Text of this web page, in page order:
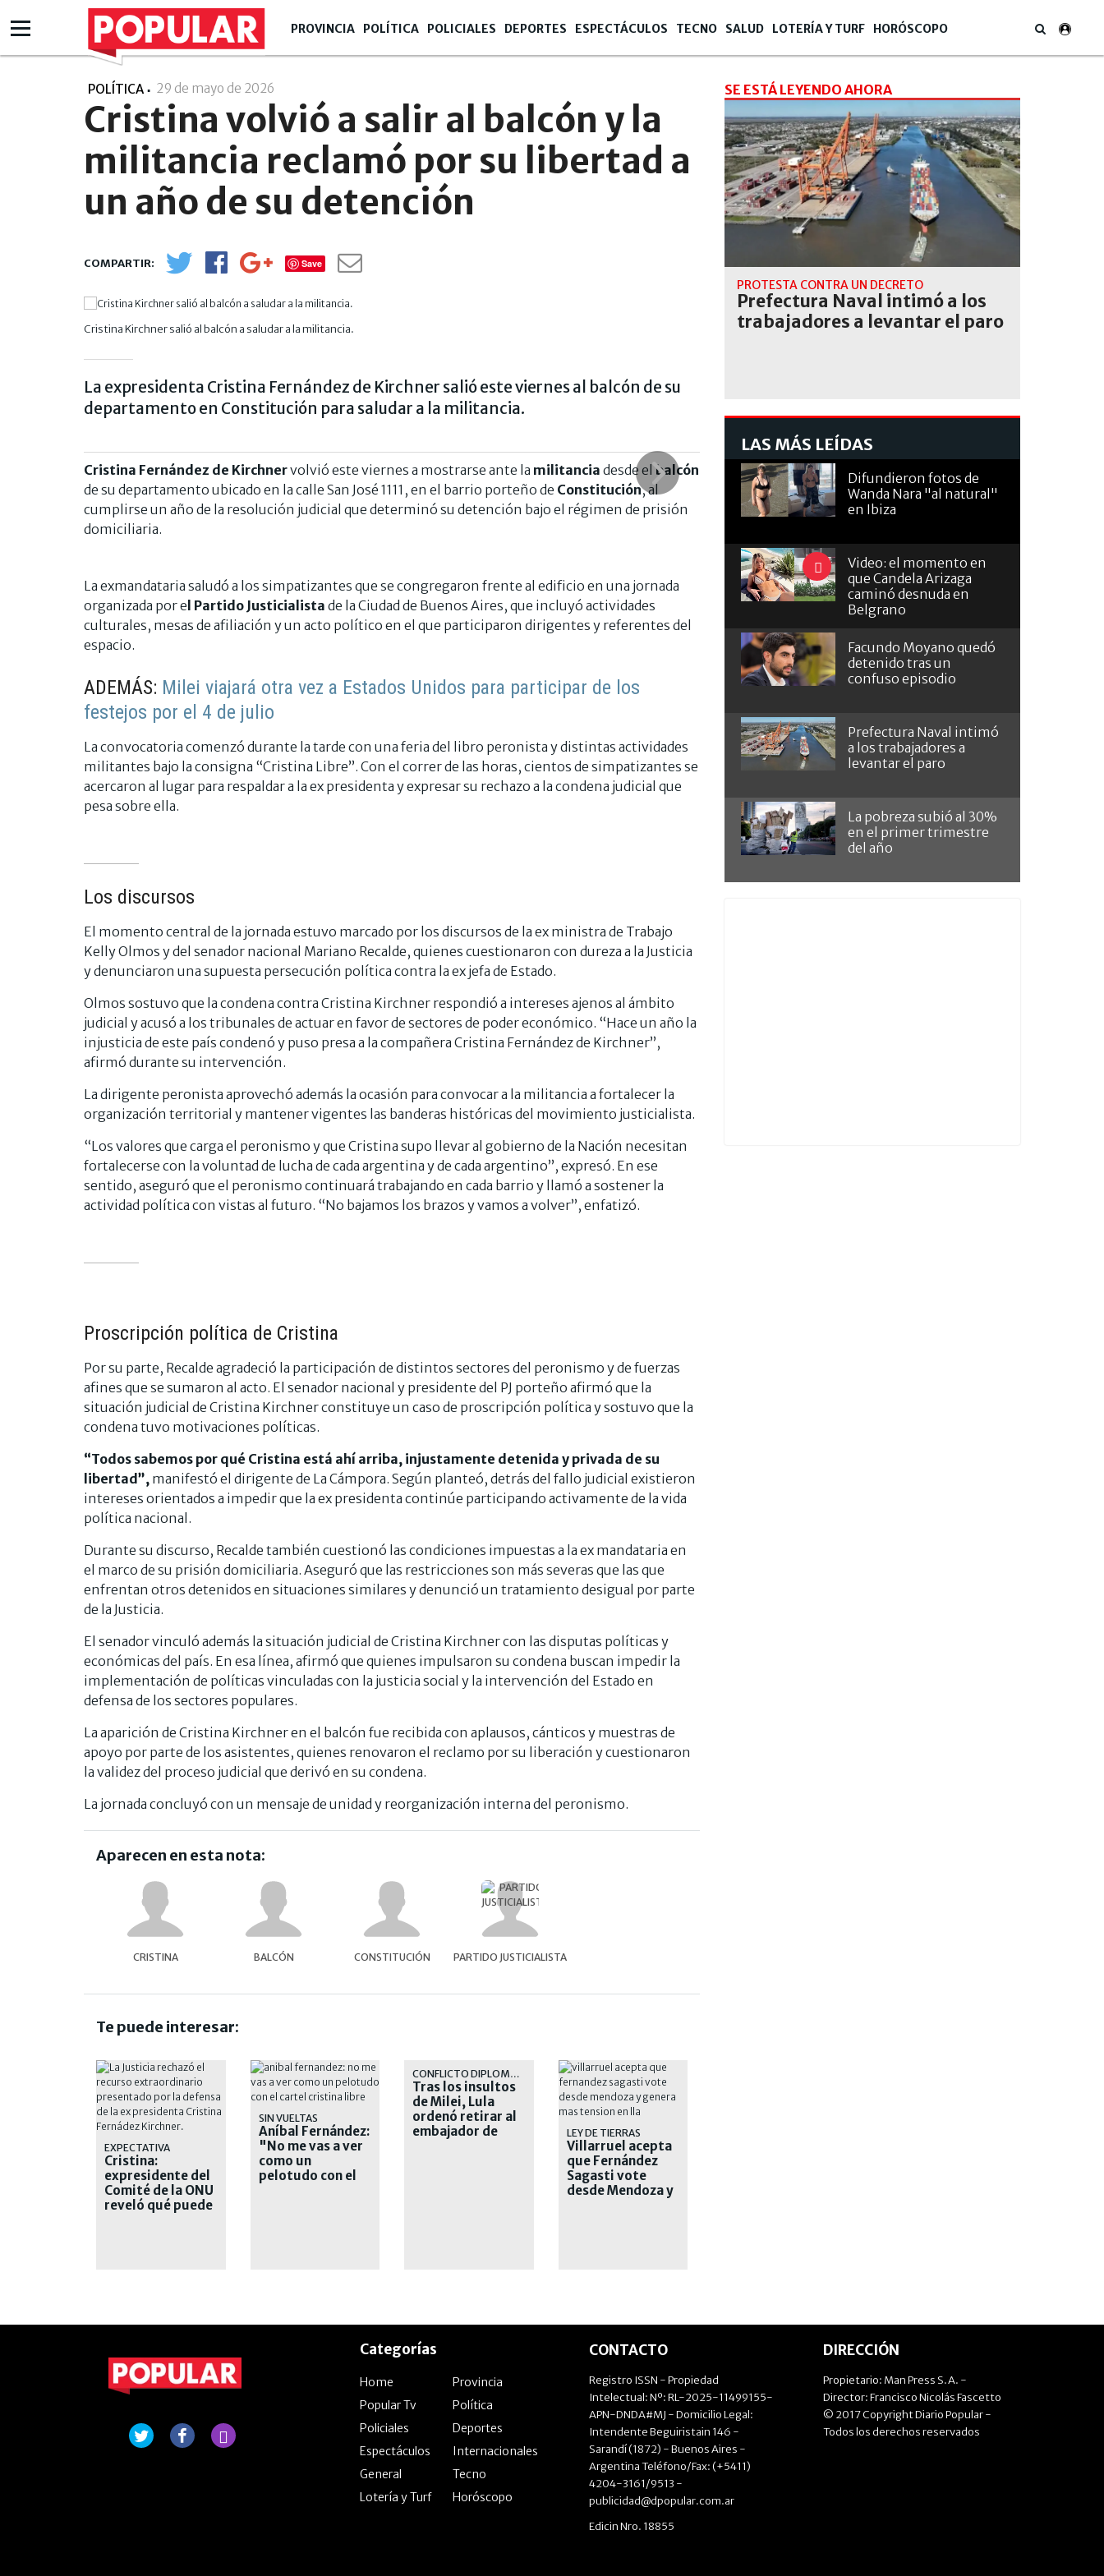
PROVINCIA POLÍTICA POLICIALES DEPORTES ESPECTÁCULOS TECNO SALUD LOTERÍA Y TURF HORÓSCOPO
POLÍTICA 29 de mayo de 2026
Cristina volvió a salir al balcón y la
militancia reclamó por su libertad a
un año de su detención
Save
Cristina Kirchner salió al balcón a saludar a la militancia.
La expresidenta Cristina Fernández de Kirchner salió este viernes al balcón de su
departamento en Constitución para saludar a la militancia.
Cristina Fernández de Kirchnervolvió este viernes a mostrarse ante la militancia desde el balcón
de su departamento ubicado en la calle San José 1111, en el barrio porteño de Constitución, al
cumplirse un año de la resolución judicial que determinó su detención bajo el régimen de prisión
domiciliaria.
La exmandataria saludó a los simpatizantes que se congregaron frente al edificio en una jornada
organizada por el Partido Justicialista de la Ciudad de Buenos Aires, que incluyó actividades
culturales, mesas de afiliación y un acto político en el que participaron dirigentes y referentes del
espacio.
ADEMÁS: Milei viajará otra vez a Estados Unidos para participar de los
festejos por el 4 de julio
La convocatoria comenzó durante la tarde con una feria del libro peronista y distintas actividades
militantes bajo la consigna “Cristina Libre”. Con el correr de las horas, cientos de simpatizantes se
acercaron al lugar para respaldar a la ex presidenta y expresar su rechazo a la condena judicial que
pesa sobre ella.
Los discursos
El momento central de la jornada estuvo marcado por los discursos de la ex ministra de Trabajo
Kelly Olmos y del senador nacional Mariano Recalde, quienes cuestionaron con dureza a la Justicia
y denunciaron una supuesta persecución política contra la ex jefa de Estado.
Olmos sostuvo que la condena contra Cristina Kirchner respondió a intereses ajenos al ámbito
judicial y acusó a los tribunales de actuar en favor de sectores de poder económico. “Hace un año la
injusticia de este país condenó y puso presa a la compañera Cristina Fernández de Kirchner”,
afirmó durante su intervención.
La dirigente peronista aprovechó además la ocasión para convocar a la militancia a fortalecer la
organización territorial y mantener vigentes las banderas históricas del movimiento justicialista.
“Los valores que carga el peronismo y que Cristina supo llevar al gobierno de la Nación necesitan
fortalecerse con la voluntad de lucha de cada argentina y de cada argentino”, expresó. En ese
sentido, aseguró que el peronismo continuará trabajando en cada barrio y llamó a sostener la
actividad política con vistas al futuro. “No bajamos los brazos y vamos a volver”, enfatizó.
Proscripción política de Cristina
Por su parte, Recalde agradeció la participación de distintos sectores del peronismo y de fuerzas
afines que se sumaron al acto. El senador nacional y presidente del PJ porteño afirmó que la
situación judicial de Cristina Kirchner constituye un caso de proscripción política y sostuvo que la
condena tuvo motivaciones políticas.
“Todos sabemos por qué Cristina está ahí arriba, injustamente detenida y privada de su
libertad”, manifestó el dirigente de La Cámpora. Según planteó, detrás del fallo judicial existieron
intereses orientados a impedir que la ex presidenta continúe participando activamente de la vida
política nacional.
Durante su discurso, Recalde también cuestionó las condiciones impuestas a la ex mandataria en
el marco de su prisión domiciliaria. Aseguró que las restricciones son más severas que las que
enfrentan otros detenidos en situaciones similares y denunció un tratamiento desigual por parte
de la Justicia.
El senador vinculó además la situación judicial de Cristina Kirchner con las disputas políticas y
económicas del país. En esa línea, afirmó que quienes impulsaron su condena buscan impedir la
implementación de políticas vinculadas con la justicia social y la intervención del Estado en
defensa de los sectores populares.
La aparición de Cristina Kirchner en el balcón fue recibida con aplausos, cánticos y muestras de
apoyo por parte de los asistentes, quienes renovaron el reclamo por su liberación y cuestionaron
la validez del proceso judicial que derivó en su condena.
La jornada concluyó con un mensaje de unidad y reorganización interna del peronismo.
Aparecen en esta nota:
CRISTINA BALCÓN CONSTITUCIÓN PARTIDO JUSTICIALISTA
Te puede interesar:
EXPECTATIVA
Cristina:
expresidente del
Comité de la ONU
reveló qué puede
SIN VUELTAS
Aníbal Fernández:
"No me vas a ver
como un
pelotudo con el
CONFLICTO DIPLOMÁTICO
Tras los insultos
de Milei, Lula
ordenó retirar al
embajador de
LEY DE TIERRAS
Villarruel acepta
que Fernández
Sagasti vote
desde Mendoza y
SE ESTÁ LEYENDO AHORA
PROTESTA CONTRA UN DECRETO
Prefectura Naval intimó a los
trabajadores a levantar el paro
LAS MÁS LEÍDAS
Difundieron fotos de
Wanda Nara "al natural"
en Ibiza
Video: el momento en
que Candela Arizaga
caminó desnuda en
Belgrano
Facundo Moyano quedó
detenido tras un
confuso episodio
Prefectura Naval intimó
a los trabajadores a
levantar el paro
La pobreza subió al 30%
en el primer trimestre
del año
Categorías
Home
Provincia
Popular Tv
Política
Policiales
Deportes
Espectáculos
Internacionales
General
Tecno
Lotería y Turf
Horóscopo
CONTACTO
Registro ISSN - Propiedad
Intelectual: Nº: RL-2025-11499155-
APN-DNDA#MJ - Domicilio Legal:
Intendente Beguiristain 146 -
Sarandí (1872) - Buenos Aires -
Argentina Teléfono/Fax: (+5411)
4204-3161/9513 -
publicidad@dpopular.com.ar
Edicin Nro. 18855
DIRECCIÓN
Propietario: Man Press S.A. -
Director: Francisco Nicolás Fascetto
© 2017 Copyright Diario Popular -
Todos los derechos reservados